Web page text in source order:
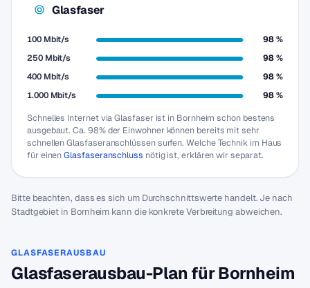
Glasfaser
100 Mbit/s
98 %
250 Mbit/s
98 %
400 Mbit/s
98 %
1.000 Mbit/s
98 %
Schnelles Internet via Glasfaser ist in Bornheim schon bestens
ausgebaut. Ca. 98% der Einwohner können bereits mit sehr
schnellen Glasfaseranschlüssen surfen. Welche Technik im Haus
für einenGlasfaseranschluss nötig ist, erklären wir separat.
Bitte beachten, dass es sich um Durchschnittswerte handelt. Je nach
Stadtgebiet in Bornheim kann die konkrete Verbreitung abweichen.
GLASFASERAUSBAU
Glasfaserausbau-Plan für Bornheim